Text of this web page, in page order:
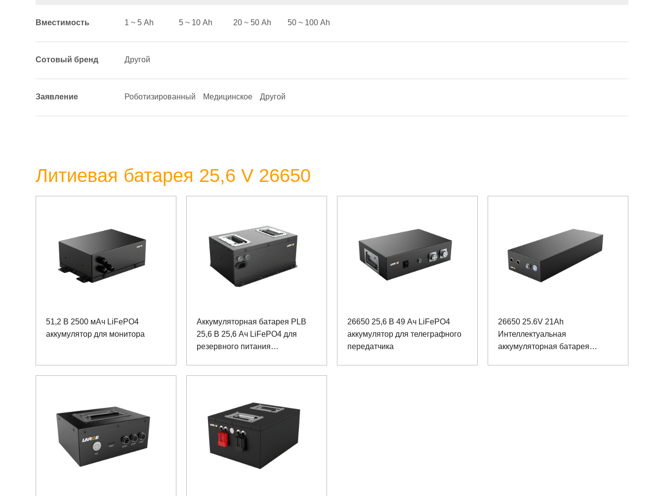
Вместимость 1 ~ 5 Аh 5 ~ 10 Аh 20 ~ 50 Аh 50 ~ 100 Аh
Сотовый бренд Другой
Заявление Роботизированный Медицинское Другой
Литиевая батарея 25,6 V 26650
51,2 В 2500 мАч LiFePO4
аккумулятор для монитора
Аккумуляторная батарея PLB
25,6 В 25,6 Ач LiFePO4 для
резервного питания
26650 25,6 В 49 Ач LiFePO4
аккумулятор для телеграфного
передатчика
26650 25.6V 21Ah
Интеллектуальная
аккумуляторная батарея